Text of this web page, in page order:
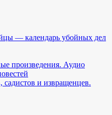
— календарь убойных дел
произведения. Аудио
и извращенцев.